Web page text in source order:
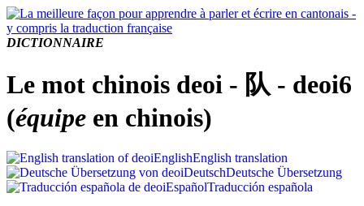
DICTIONNAIRE
Le mot chinois deoi - 队 - deoi6
(équipe en chinois)
EnglishEnglish translation
DeutschDeutsche Übersetzung
EspañolTraducción española